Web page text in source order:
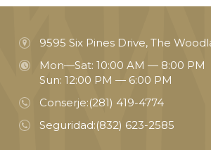
9595 Six Pines Drive, The
Mon—Sat: 10:00 AM — 8:00 PM
Sun: 12:00 PM — 6:00 PM
Conserje:(281) 419-4774
Seguridad:(832) 623-2585